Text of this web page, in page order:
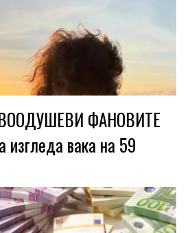
ФАНОВИТЕ
вака на 59